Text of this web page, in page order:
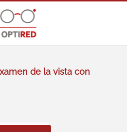
de la vista con